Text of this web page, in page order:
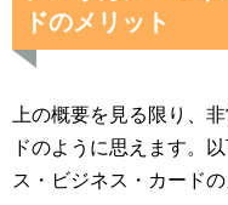
ドのメリット
上の概要を見る限り、
ドのように思えます。
ス・ビジネス・カード